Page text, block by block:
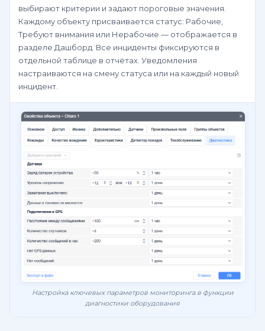
выбирают критерии и задают пороговые значения.
Каждому объекту присваивается статус: Рабочие,
Требуют внимания или Нерабочие — отображается в
разделе Дашборд. Все инциденты фиксируются в
отдельной таблице в отчётах. Уведомления
настраиваются на смену статуса или на каждый новый
инцидент.
Настройка ключевых параметров мониторинга в функции
диагностики оборудования